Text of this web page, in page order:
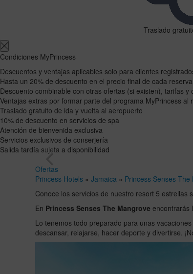
Traslado
Condiciones MyPrincess
Descuentos y ventajas aplicables solo para clientes
Hasta un 20% de descuento en el precio final de cada
Descuento combinable con otras ofertas (si existen), tarifas y
Ventajas extras por formar parte del programa MyPrincess al
Traslado gratuito de ida y vuelta al aeropuerto
10% de descuento en servicios de spa
Atención de bienvenida exclusiva
Servicios exclusivos de conserjería
Salida tardía sujeta a disponibilidad
Ofertas
Princess Hotels » Jamaica » Princess Senses The
Conoce los servicios de nuestro resort 5 estrellas
En Princess Senses The Mangrove encontrarás
Lo tenemos todo preparado para unas
descansar, relajarse, hacer deporte y divertirse.